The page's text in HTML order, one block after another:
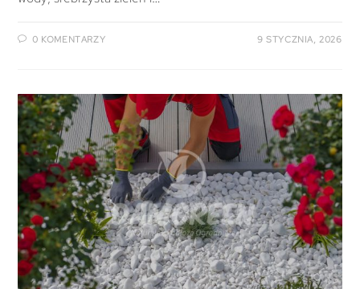
0 KOMENTARZY 9 STYCZNIA, 2026